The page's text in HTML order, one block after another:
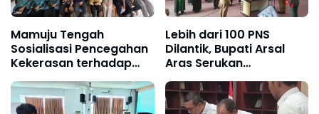
Mamuju Tengah
Sosialisasi Pencegahan
Kekerasan terhadap
Perempuan dan Anak
Lebih dari 100 PNS
Dilantik, Bupati Arsal
Aras Serukan
Pengabdian di Mamuju
Tengah